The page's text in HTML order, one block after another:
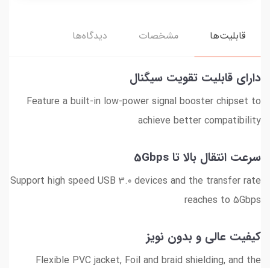
قابلیت‌ها مشخصات دیدگاه‌ها
دارای قابلیت تقویت سیگنال
Feature a built-in low-power signal booster chipset to
achieve better compatibility
سرعت انتقال بالا تا 5Gbps
Support high speed USB 3.0 devices and the transfer rate
reaches to 5Gbps
کیفیت عالی و بدون نویز
Flexible PVC jacket, Foil and braid shielding, and the